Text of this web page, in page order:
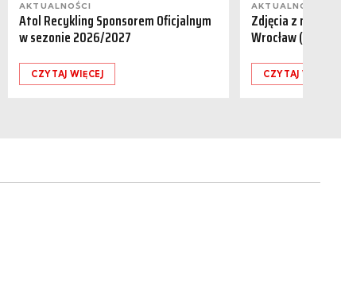
AKTUALNOŚCI
Atol Recykling Sponsorem Oficjalnym
w sezonie 2026/2027
CZYTAJ WIĘCEJ
AKTUALNOŚCI
Zdjęcia z meczu
Wrocław
CZYTAJ WIĘCEJ